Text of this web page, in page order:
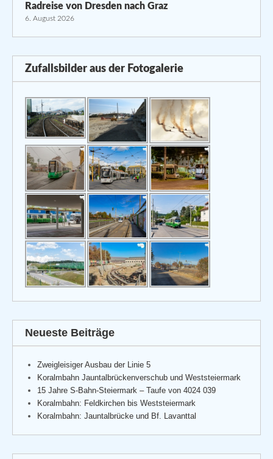
Radreise von Dresden nach Graz
6. August 2026
Zufallsbilder aus der Fotogalerie
Neueste Beiträge
Zweigleisiger Ausbau der Linie 5
Koralmbahn Jauntalbrückenverschub und Weststeiermark
15 Jahre S-Bahn-Steiermark – Taufe von 4024 039
Koralmbahn: Feldkirchen bis Weststeiermark
Koralmbahn: Jauntalbrücke und Bf. Lavanttal